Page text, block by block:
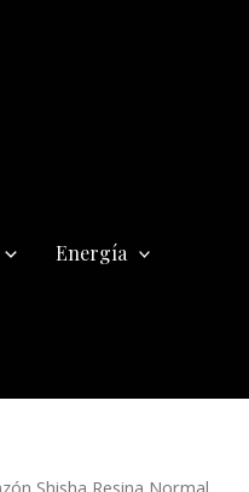
Energía
Shisha Resina Normal